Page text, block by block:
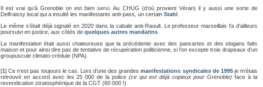
Il est vrai qu’à Grenoble on est bien servi. Au CHUG (d’où provient Véran) il y aussi une sorte de
Delfraissy local qui a insulté les manifestants anti-pass, un certain Stahl
Le même s’était déjà signalé en 2020 dans la cabale anti-Raoult. Le professeur marseillais l’a d’ailleurs
poursuivi en justice, aux côtés de quelques autres mandarins
La manifestation était aussi chaleureuse que la précédente avec des pancartes et des slogans faits
maison et pour ainsi dire pas de tentative de récupération politicienne, si l’on excepte trois drapeaux d’un
groupuscule climato-crédule (NPA).
[1]Ce n’est pas toujours le cas. Lors d’une des grandesmanifestations syndicales de 1995je m’étais
retrouvé en accord avec les 25 000 de la police (ce qui est déjà copieux pour Grenoble) face à la
revendication stratosphérique de la CGT (60 000 !).